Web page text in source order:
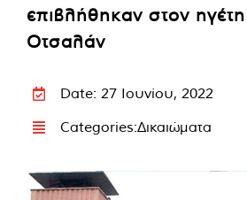
επιβλήθηκαν στον
Οτσαλάν
Date: 27 Ιουνίου, 2022
Categories:Δικαιώματα